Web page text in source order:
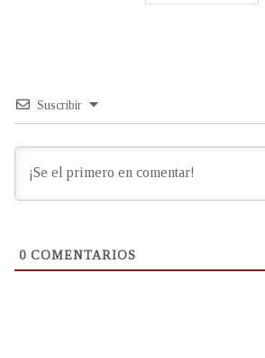
Suscribir
0 COMENTARIOS